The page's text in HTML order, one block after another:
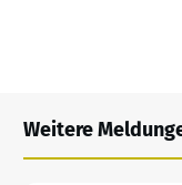
Weitere